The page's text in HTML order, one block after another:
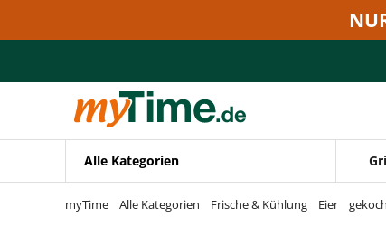
Zur Navigation springen
Alle Kategorien
myTime Alle Kategorien Frische & Kühlung Eier